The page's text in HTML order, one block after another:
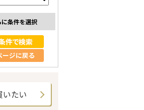
に条件を選択
ージに戻る
いたい